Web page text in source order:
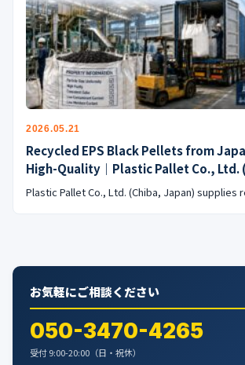
再生原料
梱包資材
イラン情勢まとめ
公式ブログ
会社案内
2026.05.21
Recycled EPS Black Pellets from
High-Quality｜Plastic Pallet Co., Ltd.
Plastic Pallet Co., Ltd. (Chiba, Japan) supplies
お気軽にご相談ください
050-3470-4265
受付 9:00-20:00（日・祝休）